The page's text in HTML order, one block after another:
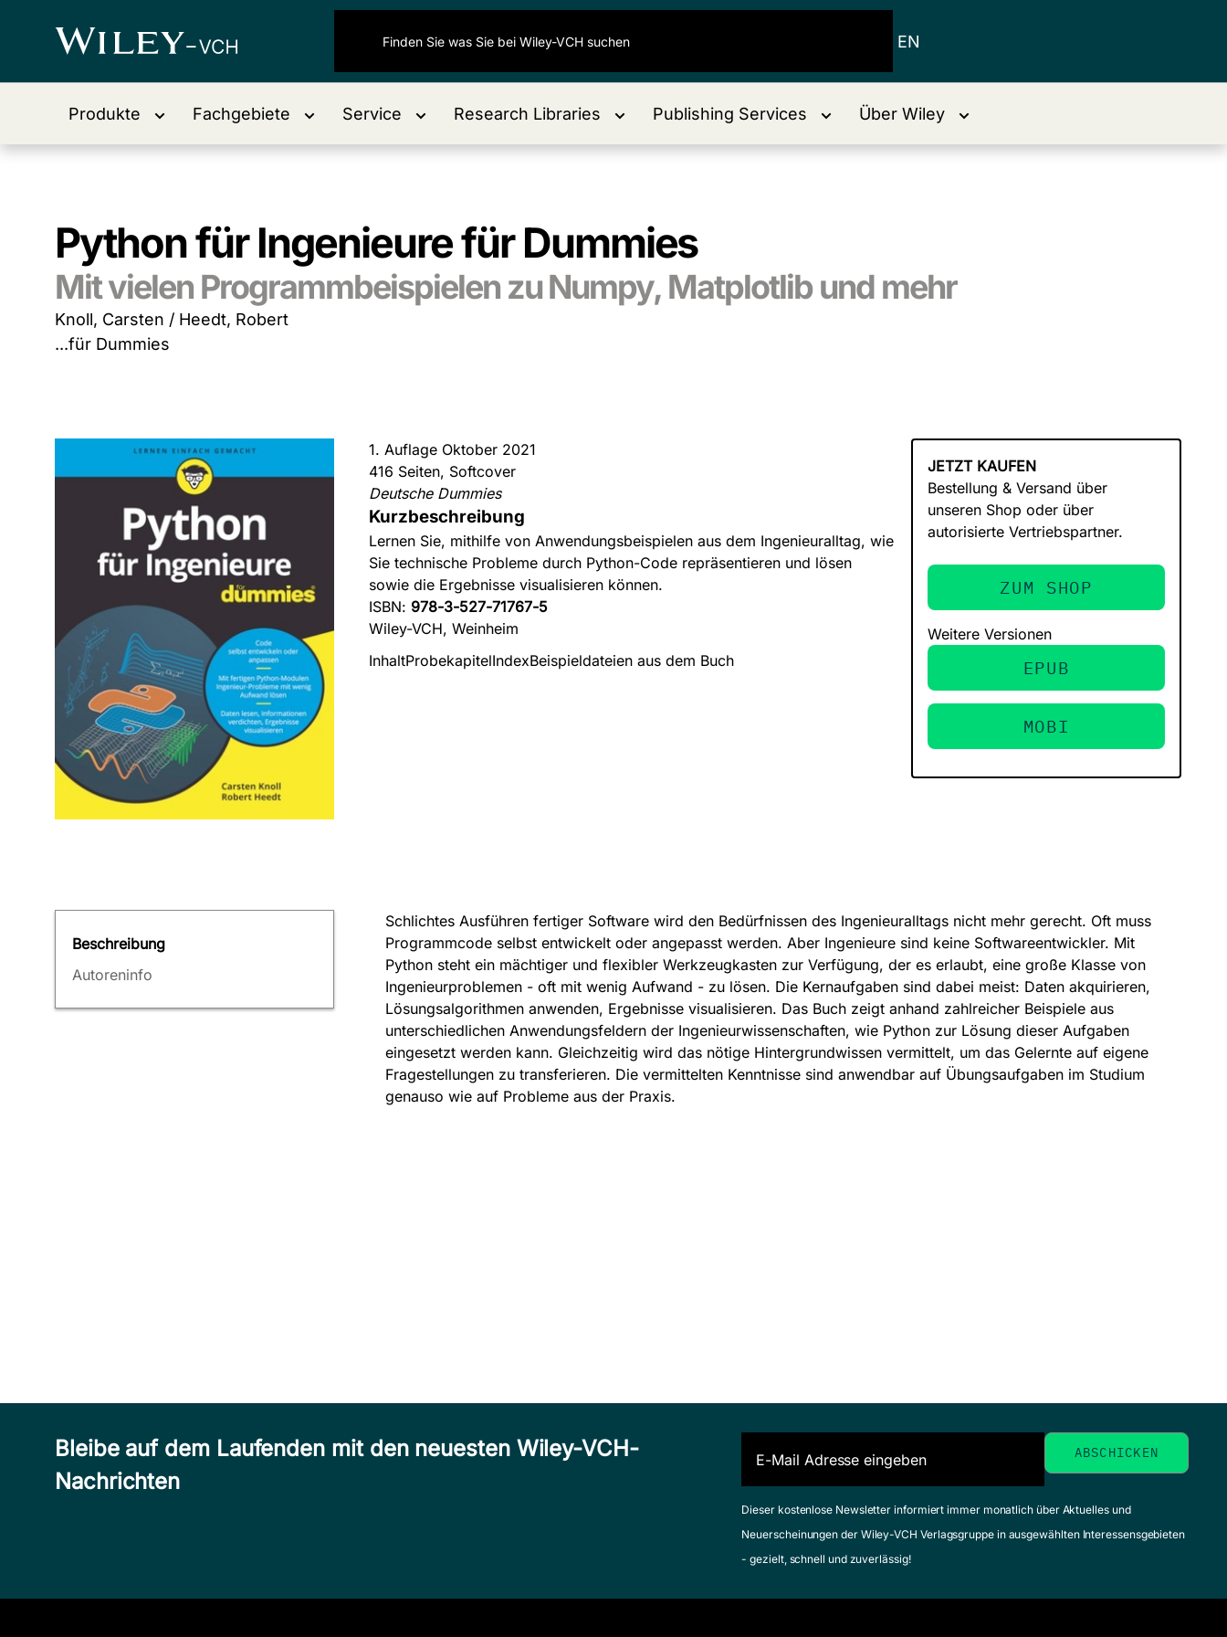
EN
Produkte Fachgebiete Service Research Libraries Publishing Services Über Wiley
Python für Ingenieure für Dummies
Mit vielen Programmbeispielen zu Numpy, Matplotlib und mehr
Knoll, Carsten / Heedt, Robert
...für Dummies
1. Auflage Oktober 2021
416 Seiten, Softcover
Deutsche Dummies
Kurzbeschreibung
Lernen Sie, mithilfe von Anwendungsbeispielen aus dem Ingenieuralltag, wie
Sie technische Probleme durch Python-Code repräsentieren und lösen
sowie die Ergebnisse visualisieren können.
ISBN: 978-3-527-71767-5
Wiley-VCH, Weinheim
InhaltProbekapitelIndexBeispieldateien aus dem Buch
JETZT KAUFEN
Bestellung & Versand über
unseren Shop oder über
autorisierte Vertriebspartner.
ZUM SHOP
Weitere Versionen
EPUB
MOBI
Beschreibung
Autoreninfo
Schlichtes Ausführen fertiger Software wird den Bedürfnissen des Ingenieuralltags nicht mehr gerecht. Oft muss
Programmcode selbst entwickelt oder angepasst werden. Aber Ingenieure sind keine Softwareentwickler. Mit
Python steht ein mächtiger und flexibler Werkzeugkasten zur Verfügung, der es erlaubt, eine große Klasse von
Ingenieurproblemen - oft mit wenig Aufwand - zu lösen. Die Kernaufgaben sind dabei meist: Daten akquirieren,
Lösungsalgorithmen anwenden, Ergebnisse visualisieren. Das Buch zeigt anhand zahlreicher Beispiele aus
unterschiedlichen Anwendungsfeldern der Ingenieurwissenschaften, wie Python zur Lösung dieser Aufgaben
eingesetzt werden kann. Gleichzeitig wird das nötige Hintergrundwissen vermittelt, um das Gelernte auf eigene
Fragestellungen zu transferieren. Die vermittelten Kenntnisse sind anwendbar auf Übungsaufgaben im Studium
genauso wie auf Probleme aus der Praxis.
Bleibe auf dem Laufenden mit den neuesten Wiley-VCH-
Nachrichten
Dieser kostenlose Newsletter informiert immer monatlich über Aktuelles und
Neuerscheinungen der Wiley-VCH Verlagsgruppe in ausgewählten Interessensgebieten
- gezielt, schnell und zuverlässig!